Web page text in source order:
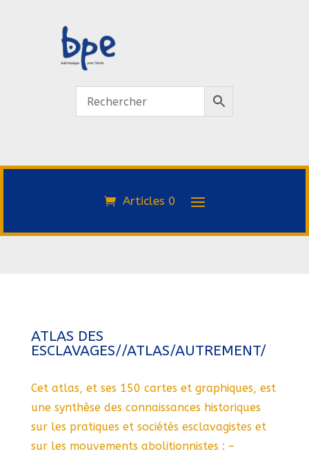
Articles 0
ATLAS DES
ESCLAVAGES//ATLAS/AUTREMENT/
Cet atlas, et ses 150 cartes et graphiques, est
une synthèse des connaissances historiques
sur les pratiques et sociétés esclavagistes et
sur les mouvements abolitionnistes : –